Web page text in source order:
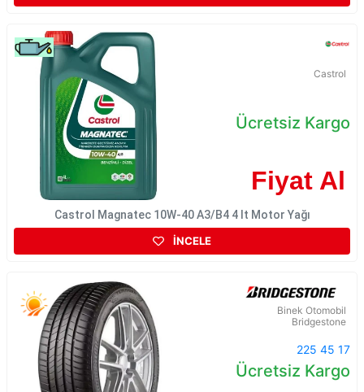
Castrol
Ücretsiz Kargo
Fiyat Al
Castrol Magnatec 10W-40 A3/B4 4 lt Motor Yağı
İNCELE
Binek Otomobil
Bridgestone
225 45 17
Ücretsiz Kargo